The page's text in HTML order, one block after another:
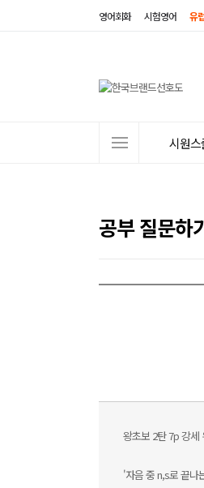
영어회화 시험영어 유
뉴
시원스
공부 질문하
왕초보 2탄 7p 강세
'자음 중 n,s로 끝나